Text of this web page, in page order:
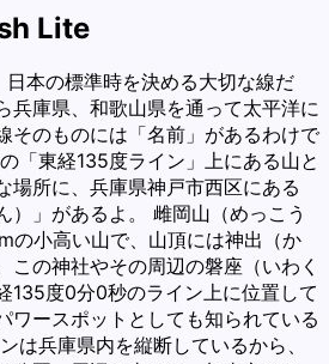
Lite
本の標準時を決める大切な線だ
兵庫県、和歌山県を通って太平洋に
そのものには「名前」があるわけで
「東経135度ライン」上にある山と
場所に、兵庫県神戸市西区にある
）」があるよ。 雌岡山（めっこう
の小高い山で、山頂には神出（か
この神社やその周辺の磐座（いわく
135度0分0秒のライン上に位置して
ワースポットとしても知られている
は兵庫県内を縦断しているから、